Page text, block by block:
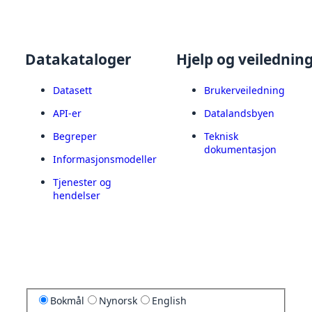
Datakataloger
Datasett
API-er
Begreper
Informasjonsmodeller
Tjenester og
hendelser
Hjelp og
Brukerveiledning
Datalandsbyen
Teknisk
dokumentasjon
Bokmål Nynorsk English